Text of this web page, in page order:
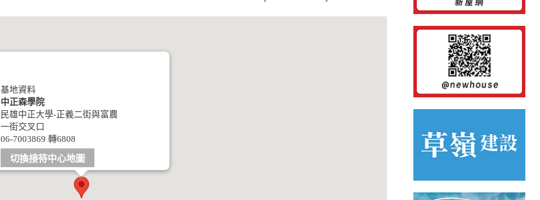
基地資料
中正森學院
民雄中正大學-正義二街與富農
一街交叉口
06-7003869 轉6808
切換接待中心地圖